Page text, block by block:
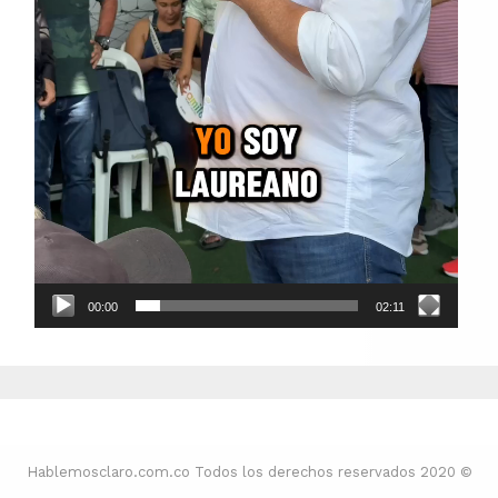
00:00 02:11
Hablemosclaro.com.co Todos los derechos reservados 2020 ©